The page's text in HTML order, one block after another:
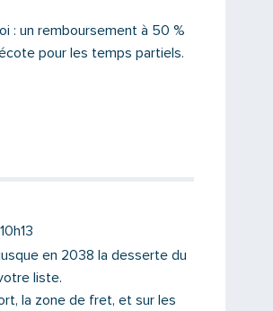
: un remboursement à 50 %
pour les temps partiels.
10h13
en 2038 la desserte du
liste.
la zone de fret, et sur les